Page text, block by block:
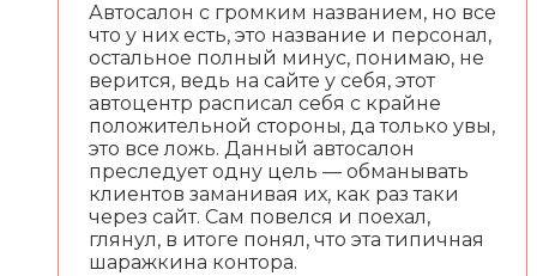
Автосалон с громким названием, но все
что у них есть, это название и персонал,
остальное полный минус, понимаю, не
верится, ведь на сайте у себя, этот
автоцентр расписал себя с крайне
положительной стороны, да только увы,
это все ложь. Данный автосалон
преследует одну цель — обманывать
клиентов заманивая их, как раз таки
через сайт. Сам повелся и поехал,
глянул, в итоге понял, что эта типичная
шаражкина контора.